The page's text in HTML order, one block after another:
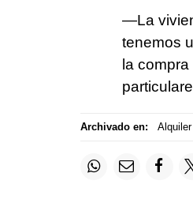
—La
tenemos
la
Archivado en: Alquiler